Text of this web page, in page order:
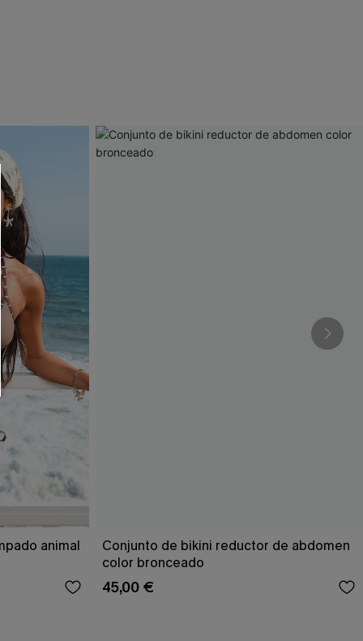
animal
Conjunto de bikini reductor de abdomen
color bronceado
45,00 €